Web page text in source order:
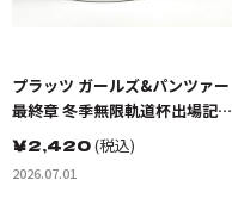
プラッツ ガールズ&パンツァー
最終章 冬季無限軌道杯出場記念
マグカップ グッズ
￥2,420(税込)
2026.07.01